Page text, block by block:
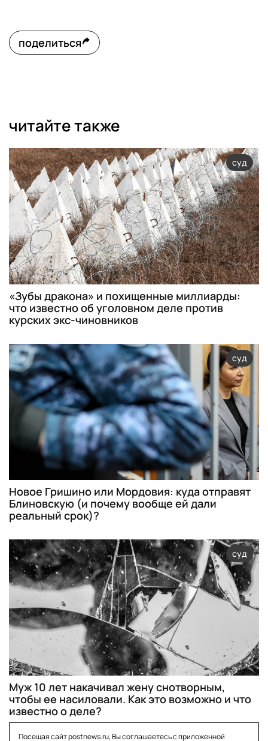
поделиться
читайте также
суд
«Зубы дракона» и похищенные миллиарды:
что известно об уголовном деле против
курских экс-чиновников
суд
Новое Гришино или Мордовия: куда отправят
Блиновскую (и почему вообще ей дали
реальный срок)?
суд
Муж 10 лет накачивал жену снотворным,
чтобы ее насиловали. Как это возможно и что
известно о деле?
Посещая сайт postnews.ru, Вы соглашаетесь с приложенной